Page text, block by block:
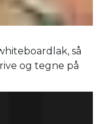
så
og tegne på